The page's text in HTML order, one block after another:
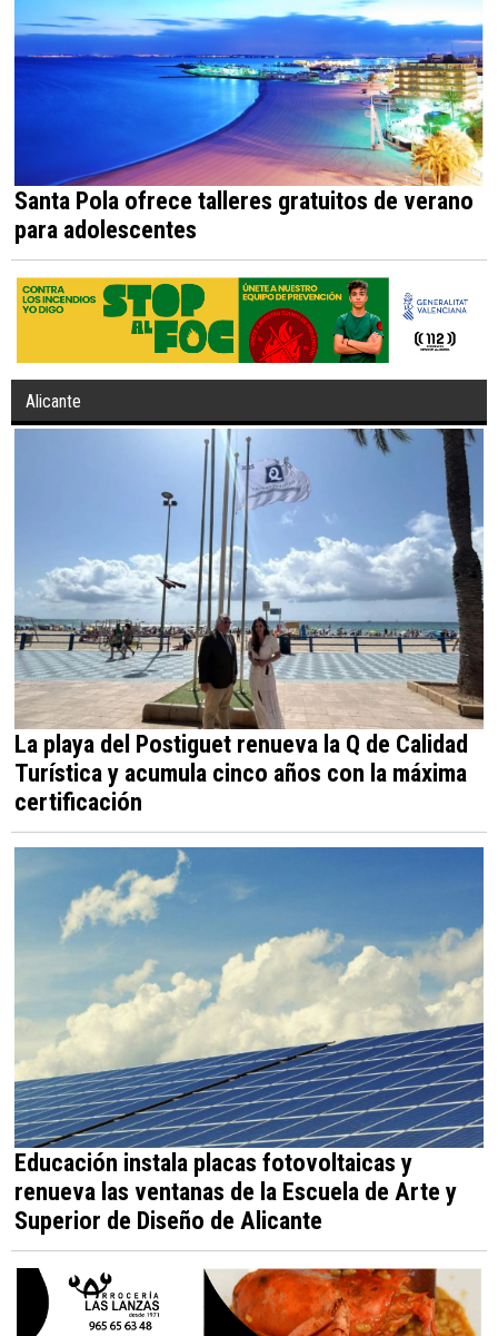
Santa Pola ofrece talleres gratuitos de verano
para adolescentes
Alicante
La playa del Postiguet renueva la Q de Calidad
Turística y acumula cinco años con la máxima
certificación
Educación instala placas fotovoltaicas y
renueva las ventanas de la Escuela de Arte y
Superior de Diseño de Alicante